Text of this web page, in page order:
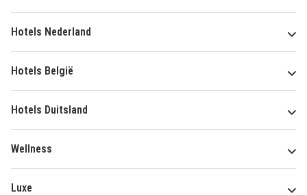
Hotels Nederland
Hotels België
Hotels Duitsland
Wellness
Luxe